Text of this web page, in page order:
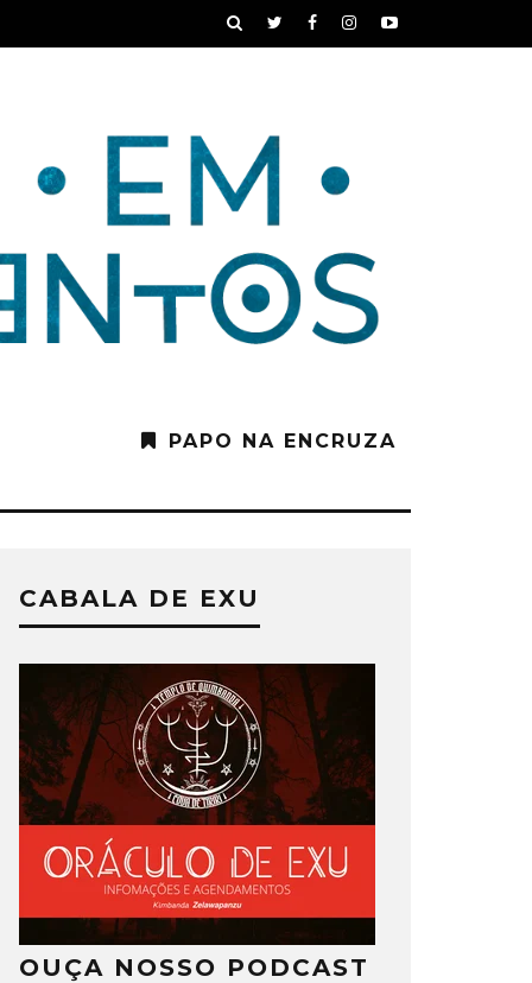
PAPO NA ENCRUZA
CABALA DE EXU
OUÇA NOSSO PODCAST